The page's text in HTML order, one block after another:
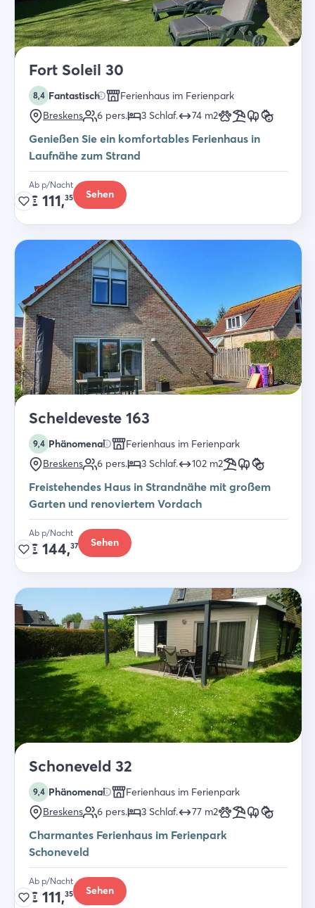
Fort Soleil 30
8,4 Fantastisch
Ferienhaus im Ferienpark
Breskens
6 pers. 3 Schlaf. 74 m2
Genießen Sie ein komfortables Ferienhaus in
Laufnähe zum Strand
Ab p/Nacht
€ 111,35 Sehen
Scheldeveste 163
9,4 Phänomenal
Ferienhaus im Ferienpark
Breskens
6 pers. 3 Schlaf. 102 m2
Freistehendes Haus in Strandnähe mit großem
Garten und renoviertem Vordach
Ab p/Nacht
€ 144,37 Sehen
Schoneveld 32
9,4 Phänomenal
Ferienhaus im Ferienpark
Breskens
6 pers. 3 Schlaf. 77 m2
Charmantes Ferienhaus im Ferienpark
Schoneveld
Ab p/Nacht
€ 111,35 Sehen